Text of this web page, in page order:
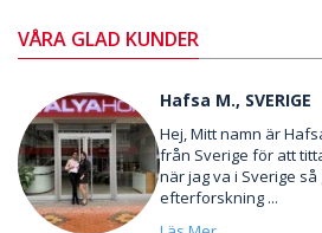
VÅRA GLAD KUNDER
Hafsa M., SVERIGE
Hej, Mitt namn är
från Sverige för att
när jag va i Sverige
efterforskning ...